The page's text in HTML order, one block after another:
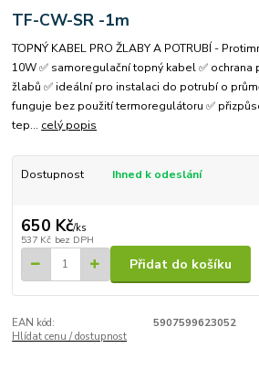
TF-CW-SR -1m
TOPNÝ KABEL PRO ŽLABY A POTRUBÍ -
10W ✅ samoregulační topný kabel ✅
žlabů ✅ ideální pro instalaci do potrubí o
funguje bez použití termoregulátoru ✅
tep... celý popis
Dostupnost Ihned k odeslání
650 Kč/ks
537 Kč bez DPH
Přidat do košíku
EAN kód:
5907599623052
Hlídat cenu / dostupnost